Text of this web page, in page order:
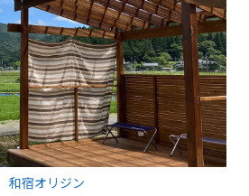
和宿オリジン